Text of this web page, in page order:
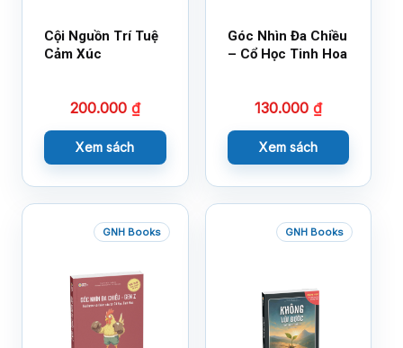
Cội Nguồn Trí Tuệ
Cảm Xúc
200.000 ₫
Xem sách
Góc Nhìn Đa Chiều
– Cổ Học Tinh Hoa
130.000 ₫
Xem sách
GNH Books GNH Books